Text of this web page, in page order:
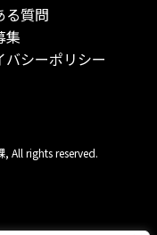
る質問
集
バシーポリシー
All rights reserved.